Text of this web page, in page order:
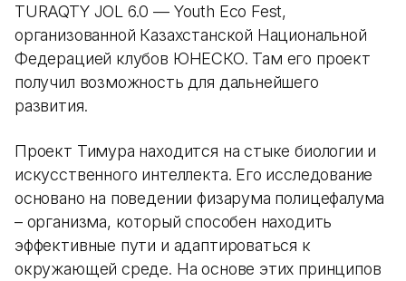
TURAQTY JOL 6.0 — Youth Eco Fest,
организованной Казахстанской Национальной
Федерацией клубов ЮНЕСКО. Там его проект
получил возможность для дальнейшего
развития.
Проект Тимура находится на стыке биологии и
искусственного интеллекта. Его исследование
основано на поведении физарума полицефалума
– организма, который способен находить
эффективные пути и адаптироваться к
окружающей среде. На основе этих принципов